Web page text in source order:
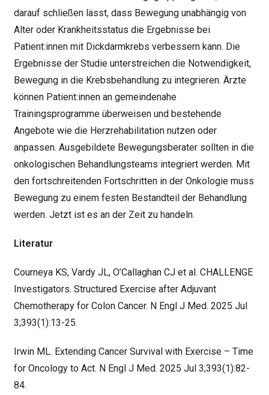
darauf schließen lässt, dass Bewegung unabhängig von
Alter oder Krankheitsstatus die Ergebnisse bei
Patient:innen mit Dickdarmkrebs verbessern kann. Die
Ergebnisse der Studie unterstreichen die Notwendigkeit,
Bewegung in die Krebsbehandlung zu integrieren. Ärzte
können Patient:innen an gemeindenahe
Trainingsprogramme überweisen und bestehende
Angebote wie die Herzrehabilitation nutzen oder
anpassen. Ausgebildete Bewegungsberater sollten in die
onkologischen Behandlungsteams integriert werden. Mit
den fortschreitenden Fortschritten in der Onkologie muss
Bewegung zu einem festen Bestandteil der Behandlung
werden. Jetzt ist es an der Zeit zu handeln.
Literatur
Courneya KS, Vardy JL, O’Callaghan CJ et al. CHALLENGE
Investigators. Structured Exercise after Adjuvant
Chemotherapy for Colon Cancer. N Engl J Med. 2025 Jul
3;393(1):13-25.
Irwin ML. Extending Cancer Survival with Exercise – Time
for Oncology to Act. N Engl J Med. 2025 Jul 3;393(1):82-
84.